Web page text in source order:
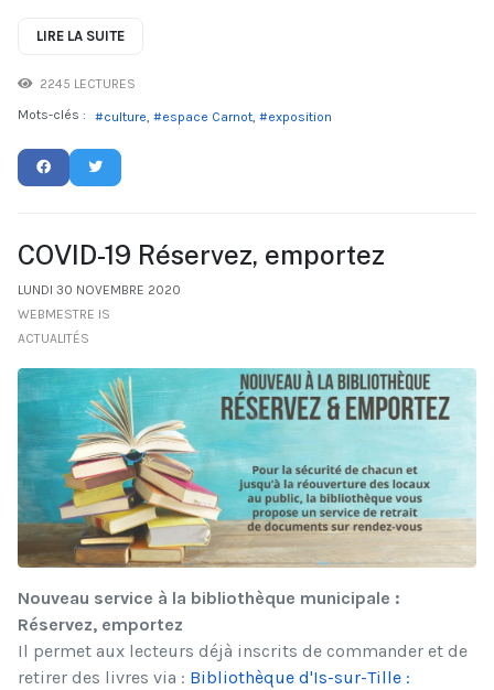
LIRE LA SUITE
2245 LECTURES
Mots-clés :
culture espace Carnot exposition
COVID-19 Réservez, emportez
LUNDI 30 NOVEMBRE 2020
WEBMESTRE IS
ACTUALITÉS
Nouveau service à la bibliothèque municipale :
Réservez, emportez
Il permet aux lecteurs déjà inscrits de commander et de
retirer des livres via : Bibliothèque d'Is-sur-Tille :